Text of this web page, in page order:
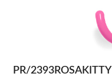
PR/2393ROSAKITTY